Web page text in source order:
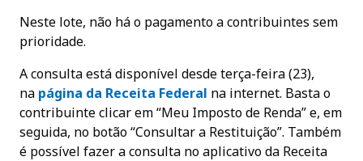
Neste lote, não há o pagamento a contribuintes sem
prioridade.
A consulta está disponível desde terça-feira (23),
na página da Receita Federal na internet. Basta o
contribuinte clicar em “Meu Imposto de Renda” e, em
seguida, no botão “Consultar a Restituição”. Também
é possível fazer a consulta no aplicativo da Receita